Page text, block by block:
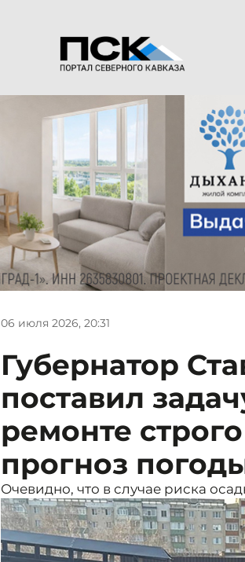
06 июля 2026, 20:31
Губернатор
поставил
ремонте
прогноз
Очевидно, что в случае риска